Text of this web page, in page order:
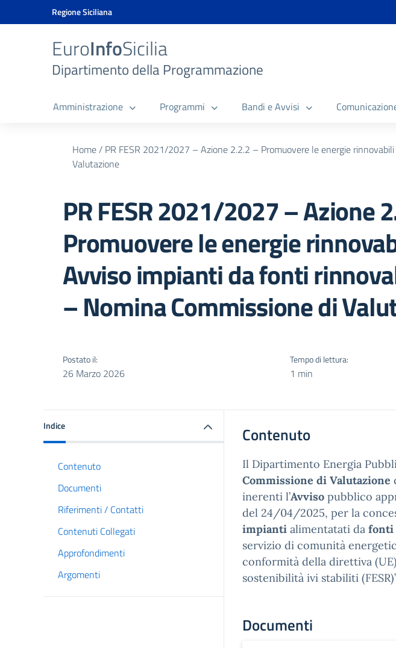
Vai ai contenuti
Vai al menu di navigazione
Vai al banner delle Cookie Policy
Regione Siciliana
EuroInfoSicilia
Dipartimento della Programmazione
Amministrazione Programmi Bandi e Avvisi
Home/ PR FESR 2021/2027 – Azione 2.2.2 – Promuovere le energie
Valutazione
PR FESR 2021/2027 – Azione
Promuovere le energie
Avviso impianti da fonti
– Nomina Commissione di
Postato il:
26 Marzo 2026
Tempo di lettura:
1 min
Indice
Contenuto
Documenti
Riferimenti / Contatti
Contenuti Collegati
Approfondimenti
Argomenti
Contenuto
Il Dipartimento Energia
Commissione di Valutazione
inerenti l’Avviso pubblico
del 24/04/2025, per la
impianti alimentatati da fonti
servizio di comunità
conformità della direttiva
sostenibilità ivi stabiliti
Documenti